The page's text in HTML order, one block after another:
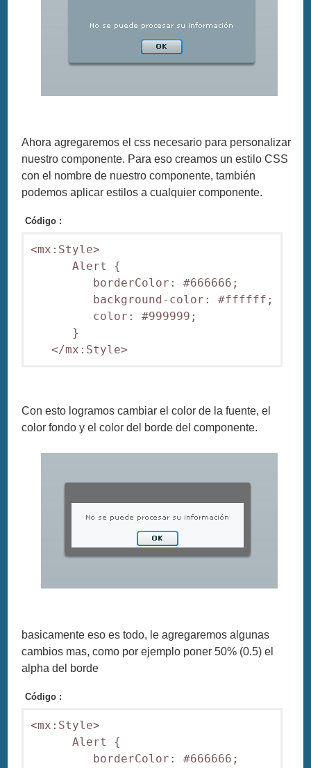
Ahora agregaremos el css necesario para personalizar
nuestro componente. Para eso creamos un estilo CSS
con el nombre de nuestro componente, también
podemos aplicar estilos a cualquier componente.
Código :
<mx:Style>
Alert {
borderColor: #666666;
background-color: #ffffff;
color: #999999;
}
Con esto logramos cambiar el color de la fuente, el
color fondo y el color del borde del componente.
basicamente eso es todo, le agregaremos algunas
cambios mas, como por ejemplo poner 50% (0.5) el
alpha del borde
Código :
<mx:Style>
Alert {
borderColor: #666666;